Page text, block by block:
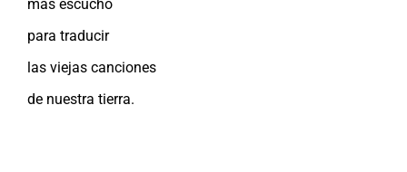
más escucho
para traducir
las viejas canciones
de nuestra tierra.